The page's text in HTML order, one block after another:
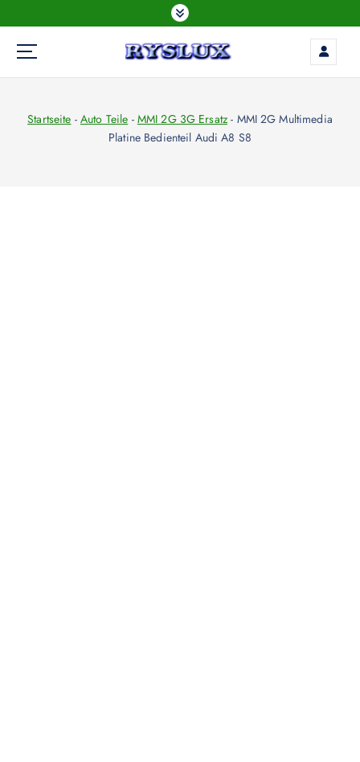
u
n
LED Beleuchtung
Startseite - Auto Teile - MMI 2G 3G Ersatz - MMI 2G Multimedia
Platine Bedienteil Audi A8 S8